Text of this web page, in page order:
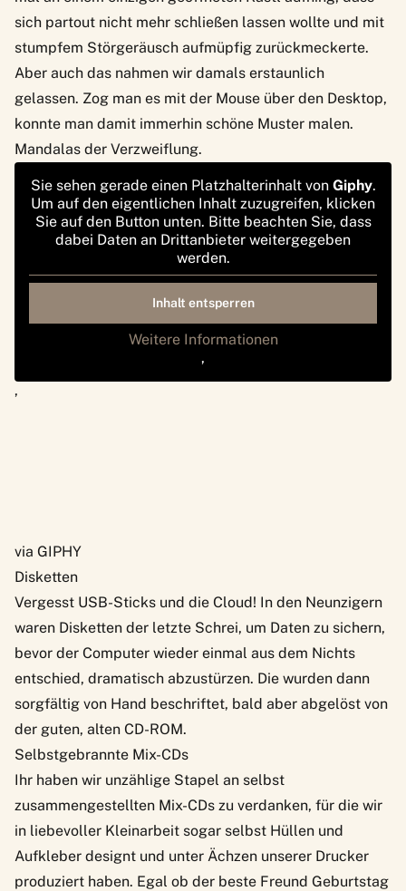
sich partout nicht mehr schließen lassen wollte und mit
stumpfem Störgeräusch aufmüpfig zurückmeckerte.
Aber auch das nahmen wir damals erstaunlich
gelassen. Zog man es mit der Mouse über den Desktop,
konnte man damit immerhin schöne Muster malen.
Mandalas der Verzweiflung.
Sie sehen gerade einen Platzhalterinhalt von Giphy.
Um auf den eigentlichen Inhalt zuzugreifen, klicken
Sie auf den Button unten. Bitte beachten Sie, dass
dabei Daten an Drittanbieter weitergegeben
werden.
Inhalt entsperren
Weitere Informationen
‚
‚
via GIPHY
Disketten
Vergesst USB-Sticks und die Cloud! In den Neunzigern
waren Disketten der letzte Schrei, um Daten zu sichern,
bevor der Computer wieder einmal aus dem Nichts
entschied, dramatisch abzustürzen. Die wurden dann
sorgfältig von Hand beschriftet, bald aber abgelöst von
der guten, alten CD-ROM.
Selbstgebrannte Mix-CDs
Ihr haben wir unzählige Stapel an selbst
zusammengestellten Mix-CDs zu verdanken, für die wir
in liebevoller Kleinarbeit sogar selbst Hüllen und
Aufkleber designt und unter Ächzen unserer Drucker
produziert haben. Egal ob der beste Freund Geburtstag